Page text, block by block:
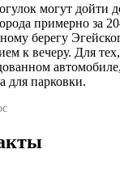
могут дойти
примерно за
берегу
к вечеру. Для
для парковки.